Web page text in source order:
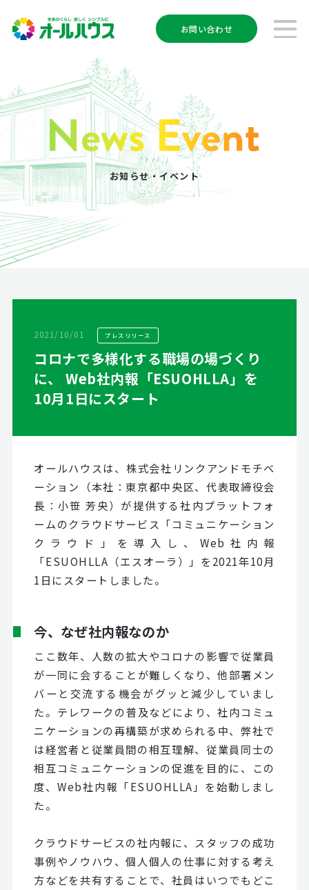
お問い合わせ
お知らせ・イベント
2021/10/01 プレスリリース
コロナで多様化する職場の場づくり
に、 Web社内報「ESUOHLLA」を
10月1日にスタート
オールハウスは、株式会社リンクアンドモチベ
ーション（本社：東京都中央区、代表取締役会
長：小笹 芳央）が提供する社内プラットフォ
ームのクラウドサービス「コミュニケーション
クラウド」を導入し、Web社内報
「ESUOHLLA（エスオーラ）」を2021年10月
1日にスタートしました。
今、なぜ社内報なのか
ここ数年、人数の拡大やコロナの影響で従業員
が一同に会することが難しくなり、他部署メン
バーと交流する機会がグッと減少していまし
た。テレワークの普及などにより、社内コミュ
ニケーションの再構築が求められる中、弊社で
は経営者と従業員間の相互理解、従業員同士の
相互コミュニケーションの促進を目的に、この
度、Web社内報「ESUOHLLA」を始動しまし
た。
クラウドサービスの社内報に、スタッフの成功
事例やノウハウ、個人個人の仕事に対する考え
方などを共有することで、社員はいつでもどこ